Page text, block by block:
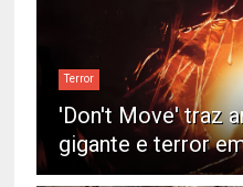
Terror
'Don't Move' traz
gigante e terror